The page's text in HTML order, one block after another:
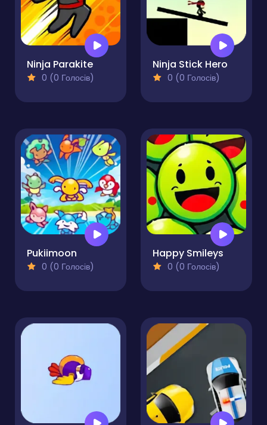
Ninja Parakite
0 (0 Голосів)
Ninja Stick Hero
0 (0 Голосів)
Pukiimoon
0 (0 Голосів)
Happy Smileys
0 (0 Голосів)